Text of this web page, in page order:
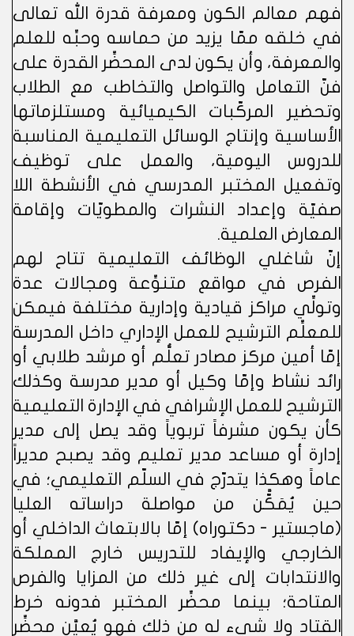
فهم معالم الكون ومعرفة قدرة الله تعالى
في خلقه ممّا يزيد من حماسه وحبِّه للعلم
والمعرفة، وأن يكون لدى المحضِّر القدرة على
فنّ التعامل والتواصل والتخاطب مع الطلاب
وتحضير المركّبات الكيميائية ومستلزماتها
الأساسية وإنتاج الوسائل التعليمية المناسبة
للدروس اليومية، والعمل على توظيف
وتفعيل المختبر المدرسي في الأنشطة اللا
صفيّة وإعداد النشرات والمطويّات وإقامة
المعارض العلمية.
إنّ شاغلي الوظائف التعليمية تتاح لهم
الفرص في مواقع متنوِّعة ومجالات عدة
وتولِّي مراكز قيادية وإدارية مختلفة فيمكن
للمعلِّم الترشيح للعمل الإداري داخل المدرسة
إمّا أمين مركز مصادر تعلُّم أو مرشد طلابي أو
رائد نشاط وإمّا وكيل أو مدير مدرسة وكذلك
الترشيح للعمل الإشرافي في الإدارة التعليمية
كأن يكون مشرفاً تربوياً وقد يصل إلى مدير
إدارة أو مساعد مدير تعليم وقد يصبح مديراً
عاماً وهكذا يتدرّج في السلّم التعليمي؛ في
حين يُمَكَّّن من مواصلة دراساته العليا
(ماجستير - دكتوراه) إمّا بالابتعاث الداخلي أو
الخارجي والإيفاد للتدريس خارج المملكة
والانتدابات إلى غير ذلك من المزايا والفرص
المتاحة؛ بينما محضِّر المختبر فدونه خرط
القتاد ولا شيء له من ذلك فهو يُعيَّن محضِّر